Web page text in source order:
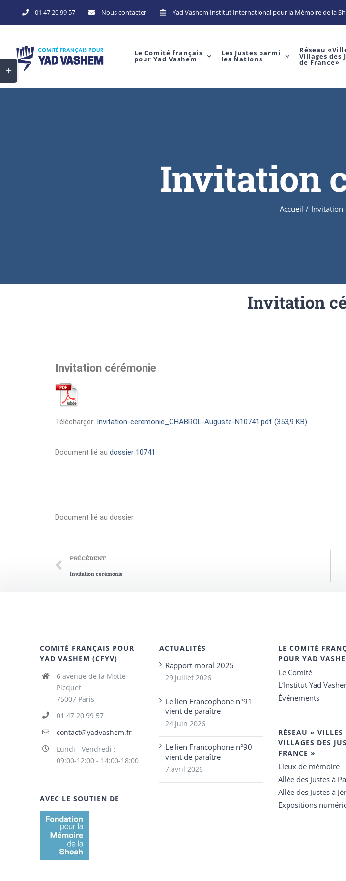
01 47 20 99 57 Nous contacter Yad Vashem Institut International pour la Mémoire de la
Le Comité français
pour Yad Vashem
Les Justes parmi
les Nations
Réseau
Villages des
de France»
Invitation
Accueil / Invitation
Invitation
Invitation cérémonie
Télécharger: Invitation-ceremonie_CHABROL-Auguste-N10741.pdf (353,9 KB)
Document lié au dossier 10741
Document lié au dossier
PRÉCÉDENT
Invitation cérémonie
COMITÉ FRANÇAIS POUR
YAD VASHEM (CFYV)
6 avenue de la Motte-
Picquet
75007 Paris
01 47 20 99 57
contact@yadvashem.fr
Lundi - Vendredi :
09:00-12:00 - 14:00-18:00
AVEC LE SOUTIEN DE
ACTUALITÉS
Rapport moral 2025
29 juillet 2026
Le lien Francophone n°91
vient de paraître
24 juin 2026
Le lien Francophone n°90
vient de paraître
7 avril 2026
LE COMITÉ
POUR YAD
Le Comité
L’Institut Yad
Événements
RÉSEAU « VILLES
VILLAGES DES
FRANCE »
Lieux de mémoire
Allée des Justes à
Allée des Justes à
Expositions